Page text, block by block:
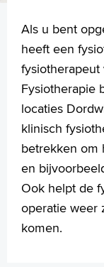
Als u bent
heeft een
Fysiotherapie
locaties
klinisch
betrekken om
en
Ook helpt de
operatie weer
komen.